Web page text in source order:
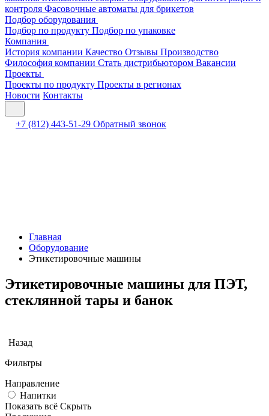
контроля Фасовочные автоматы для брикетов
Подбор оборудования
Подбор по продукту Подбор по упаковке
Компания
История компании Качество Отзывы Производство
Философия компании Стать дистрибьютором Вакансии
Проекты
Проекты по продукту Проекты в регионах
Новости Контакты
+7 (812) 443-51-29 Обратный звонок
Главная
Оборудование
Этикетировочные машины
Этикетировочные машины для ПЭТ,
стеклянной тары и банок
Назад
Фильтры
Направление
Напитки
Показать всё Скрыть